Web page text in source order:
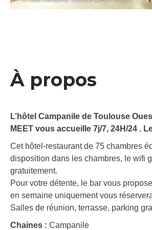
À propos
L’hôtel Campanile de Toulouse
MEET vous accueille 7j/7, 24H/24 .
Cet hôtel-restaurant de 75 chambres
disposition dans les chambres, le wifi
gratuitement.
Pour votre détente, le bar vous
en semaine uniquement vous
Salles de réunion, terrasse, parking
Chaines : Campanile